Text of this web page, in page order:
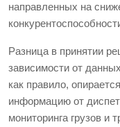
направленных на
Разница в принятии
зависимости от
как правило,
информацию от
мониторинга грузов и